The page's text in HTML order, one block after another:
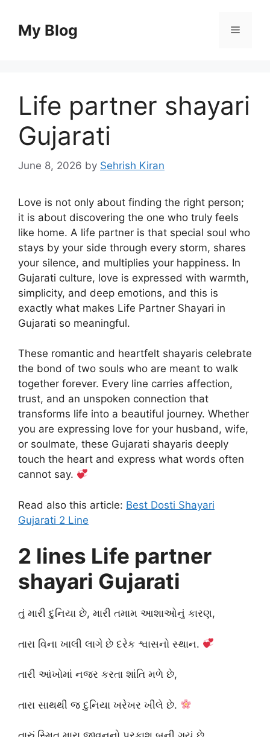
contentMy Blog Menu
Life partner shayari
Gujarati
June 8, 2026 by Sehrish Kiran
Love is not only about finding the right person;
it is about discovering the one who truly feels
like home. A life partner is that special soul who
stays by your side through every storm, shares
your silence, and multiplies your happiness. In
Gujarati culture, love is expressed with warmth,
simplicity, and deep emotions, and this is
exactly what makes Life Partner Shayari in
Gujarati so meaningful.
These romantic and heartfelt shayaris celebrate
the bond of two souls who are meant to walk
together forever. Every line carries affection,
trust, and an unspoken connection that
transforms life into a beautiful journey. Whether
you are expressing love for your husband, wife,
or soulmate, these Gujarati shayaris deeply
touch the heart and express what words often
cannot say.
Read also this article: Best Dosti Shayari
Gujarati 2 Line
2 lines Life partner
shayari Gujarati
તું મારી દુનિયા છે, મારી તમામ આશાઓનું કારણ,
તારા વિના ખાલી લાગે છે દરેક શ્વાસનો સ્થાન.
તારી આંખોમાં નજર કરતા શાંતિ મળે છે,
તારા સાથથી જ દુનિયા ખરેખર ખીલે છે.